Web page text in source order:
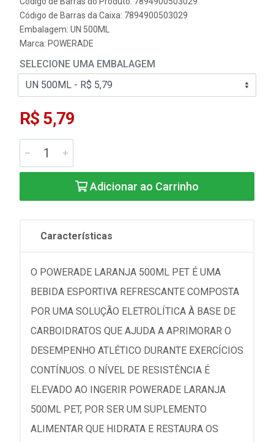
Código de Barras da Caixa: 7894900503029
Embalagem: UN 500ML
Marca: POWERADE
SELECIONE UMA EMBALAGEM
R$ 5,79
Adicionar ao Carrinho
Características
O POWERADE LARANJA 500ML PET É UMA
BEBIDA ESPORTIVA REFRESCANTE COMPOSTA
POR UMA SOLUÇÃO ELETROLÍTICA À BASE DE
CARBOIDRATOS QUE AJUDA A APRIMORAR O
DESEMPENHO ATLÉTICO DURANTE EXERCÍCIOS
CONTÍNUOS. O NÍVEL DE RESISTÊNCIA É
ELEVADO AO INGERIR POWERADE LARANJA
500ML PET, POR SER UM SUPLEMENTO
ALIMENTAR QUE HIDRATA E RESTAURA OS